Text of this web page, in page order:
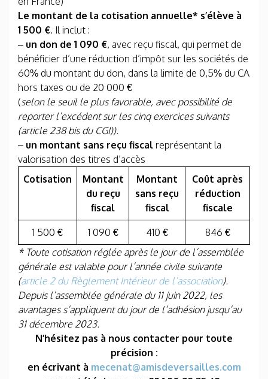
Le montant de la cotisation annuelle* s’élève à
1 500 €. Il inclut :
– un don de 1 090 €, avec reçu fiscal, qui permet de
bénéficier d’une réduction d’impôt sur les sociétés de
60% du montant du don, dans la limite de 0,5% du CA
hors taxes ou de 20 000 €
(selon le seuil le plus favorable, avec possibilité de
reporter l’excédent sur les cinq exercices suivants
(article 238 bis du CGI)).
– un montant sans reçu fiscal représentant la
valorisation des titres d’accès
Cotisation
Montant
du reçu
fiscal
Montant
sans reçu
fiscal
Coût après
réduction
fiscale
1 500 € 1 090 € 410 €
846 €
* Toute cotisation réglée après le jour de l’assemblée
générale est valable pour l’année civile suivante
(article 2 du Règlement Intérieur de l’association).
Depuis l’assemblée générale du 11 juin 2022, les
avantages s’appliquent du jour de l’adhésion jusqu’au
31 décembre 2023.
N’hésitez pas à nous contacter pour toute
précision :
en écrivant à mecenat@amisdeversailles.com